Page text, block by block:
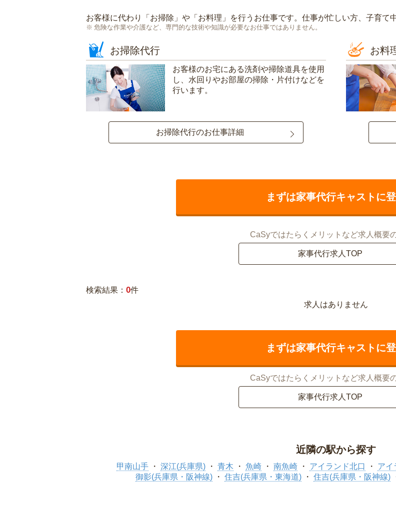
お客様に代わり「 お掃除 」や「 お料理 」を行うお仕事です。仕事が忙しい方、子育て
危険な作業や介護など、専門的な技術や知識が必要なお仕事ではありません。
お掃除代行
お客様のお宅にある洗剤や掃除道具を使用
し、水回りやお部屋の掃除・片付けなどを
行います。
お掃除代行のお仕事詳細
お料
まずは家事代行キャストに
CaSyではたらくメリットなど求人概要
家事代行求人TOP
検索結果： 0件
求人はありません
まずは家事代行キャストに
CaSyではたらくメリットなど求人概要
家事代行求人TOP
近隣の駅から探す
甲南山手 深江(兵庫県) 青木 魚崎 南魚崎 アイランド北口 アイ
御影(兵庫県・阪神線)
住吉(兵庫県・東海道) 住吉(兵庫県・阪神線)